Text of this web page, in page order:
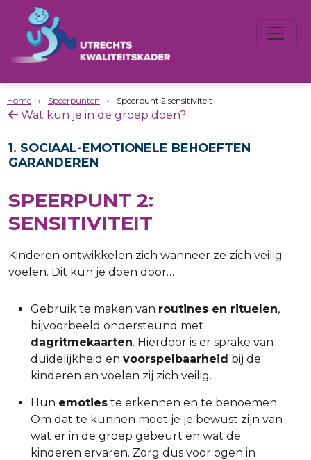
Home › Speerpunten › Speerpunt 2 sensitiviteit
Wat kun je in de groep doen?
1. SOCIAAL-EMOTIONELE BEHOEFTEN
GARANDEREN
SPEERPUNT 2:
SENSITIVITEIT
Kinderen ontwikkelen zich wanneer ze zich veilig
voelen. Dit kun je doen door…
Gebruik te maken van routines en rituelen,
bijvoorbeeld ondersteund met
dagritmekaarten. Hierdoor is er sprake van
duidelijkheid en voorspelbaarheid bij de
kinderen en voelen zij zich veilig.
Hun emoties te erkennen en te benoemen.
Om dat te kunnen moet je je bewust zijn van
wat er in de groep gebeurt en wat de
kinderen ervaren. Zorg dus voor ogen in